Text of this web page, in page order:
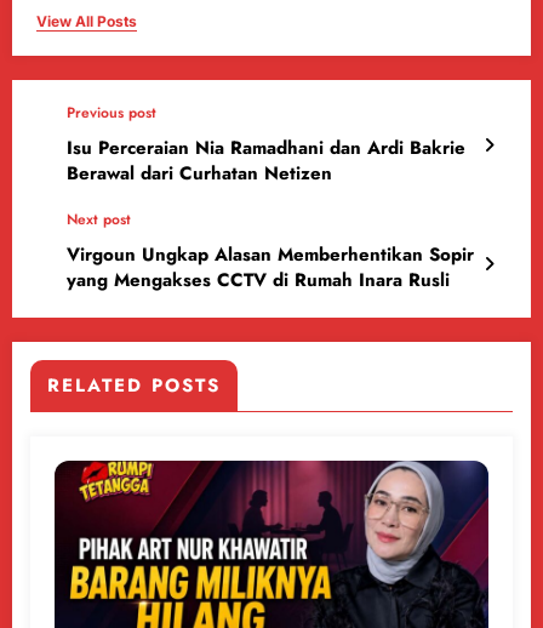
View All Posts
Previous post
Isu Perceraian Nia Ramadhani dan Ardi Bakrie
Berawal dari Curhatan Netizen
Next post
Virgoun Ungkap Alasan Memberhentikan Sopir
yang Mengakses CCTV di Rumah Inara Rusli
RELATED POSTS